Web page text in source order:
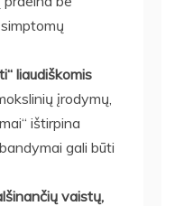
liaudiškomis
įrodymų,
ištirpina
gali būti
vaistų,